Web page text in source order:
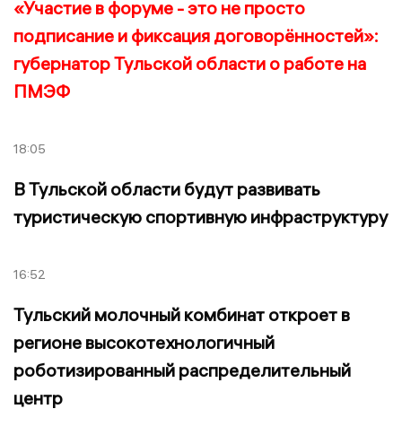
«Участие в форуме - это не просто
подписание и фиксация договорённостей»:
губернатор Тульской области о работе на
ПМЭФ
18:05
В Тульской области будут развивать
туристическую спортивную инфраструктуру
16:52
Тульский молочный комбинат откроет в
регионе высокотехнологичный
роботизированный распределительный
центр